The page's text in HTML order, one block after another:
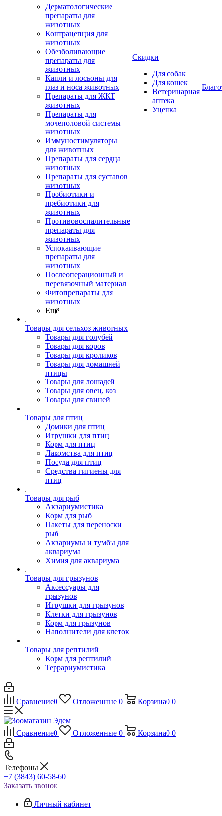
Дерматологические
препараты для
животных
Контрацепция для
животных
Обезболивающие
препараты для
животных
Капли и лосьоны для
глаз и носа животных
Препараты для ЖКТ
животных
Препараты для
мочеполовой системы
животных
Иммуностимуляторы
для животных
Препараты для сердца
животных
Препараты для суставов
животных
Пробиотики и
пребиотики для
животных
Противовоспалительные
препараты для
животных
Успокаивающие
препараты для
животных
Послеоперационный и
перевязочный материал
Фитопрепараты для
животных
Ещё
Товары для сельхоз животных
Товары для голубей
Товары для коров
Товары для кроликов
Товары для домашней
птицы
Товары для лошадей
Товары для овец, коз
Товары для свиней
Товары для птиц
Домики для птиц
Игрушки для птиц
Корм для птиц
Лакомства для птиц
Посуда для птиц
Средства гигиены для
птиц
Товары для рыб
Аквариумистика
Корм для рыб
Пакеты для переноски
рыб
Аквариумы и тумбы для
аквариума
Химия для аквариума
Товары для грызунов
Аксессуары для
грызунов
Игрушки для грызунов
Клетки для грызунов
Корм для грызунов
Наполнители для клеток
Товары для рептилий
Корм для рептилий
Террариумистика
Скидки
Для собак
Для кошек
Ветеринарная
аптека
Уценка
Сравнение0 Отложенные 0 Корзина0 0
Сравнение0 Отложенные 0 Корзина0 0
Телефоны
+7 (3843) 60-58-60
Заказать звонок
Личный кабинет